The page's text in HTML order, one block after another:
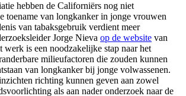
hebben de Californiërs nog niet
toename van longkanker in jonge vrouwen
van tabaksgebruik verdient meer
Jorge Nieva op de website van
is een noodzakelijke stap naar het
milieufactoren die zouden kunnen
van longkanker bij jonge volwassenen.
richting kunnen geven aan zowel
als aan nader onderzoek naar de